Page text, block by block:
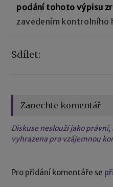
podání tohoto výpisu
zavedením kontrolního
Sdílet:
Zanechte komentář
Diskuse neslouží jako
vyhrazena pro vzájemnou
Pro přidání komentáře se